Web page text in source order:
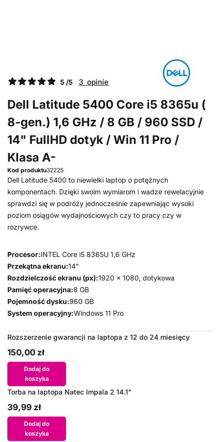
5 /5 3 opinie
Dell Latitude 5400 Core i5 8365u (
8-gen.) 1,6 GHz / 8 GB / 960 SSD /
14" FullHD dotyk / Win 11 Pro /
Klasa A-
Kod produktu32225
Dell Latitude 5400 to niewielki laptop o potężnych
komponentach. Dzięki swoim wymiarom i wadze rewelacyjnie
sprawdzi się w podróży jednocześnie zapewniając wysoki
poziom osiągów wydajnościowych czy to pracy czy w
rozrywce.
Procesor:INTEL Core i5 8365U 1,6 GHz
Przekątna ekranu:14"
Rozdzielczość ekranu (px):1920 x 1080, dotykowa
Pamięć operacyjna:8 GB
Pojemność dysku:960 GB
System operacyjny:Windows 11 Pro
Rozszerzenie gwarancji na laptopa z 12 do 24 miesięcy
150,00 zł
Dodaj do
koszyka
Torba na laptopa Natec Impala 2 14.1"
39,99 zł
Dodaj do
koszyka